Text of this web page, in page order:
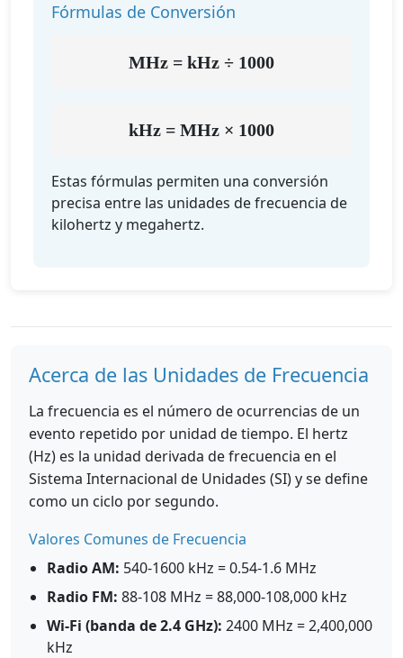
Fórmulas de Conversión
MHz = kHz ÷ 1000
kHz = MHz × 1000
Estas fórmulas permiten una conversión
precisa entre las unidades de frecuencia de
kilohertz y megahertz.
Acerca de las Unidades de Frecuencia
La frecuencia es el número de ocurrencias de un
evento repetido por unidad de tiempo. El hertz
(Hz) es la unidad derivada de frecuencia en el
Sistema Internacional de Unidades (SI) y se define
como un ciclo por segundo.
Valores Comunes de Frecuencia
Radio AM: 540-1600 kHz = 0.54-1.6 MHz
Radio FM: 88-108 MHz = 88,000-108,000 kHz
Wi-Fi (banda de 2.4 GHz): 2400 MHz = 2,400,000
kHz